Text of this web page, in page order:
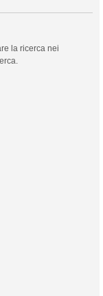
la ricerca nei